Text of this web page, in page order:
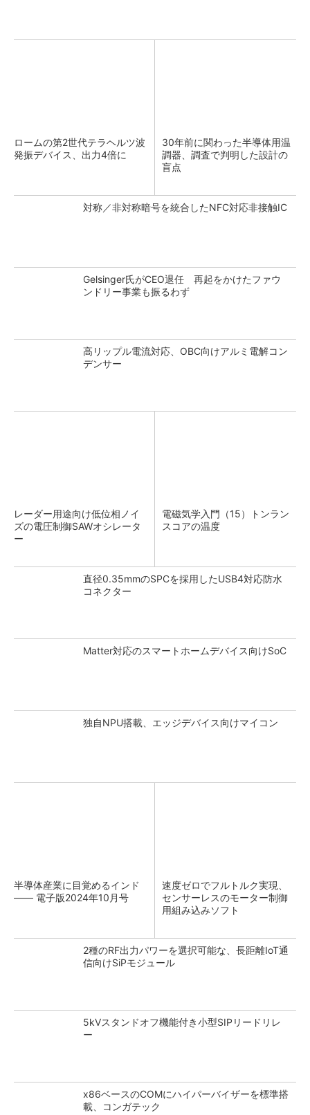
ロームの第2世代テラヘルツ波
発振デバイス、出力4倍に
30年前に関わった半導体用温
調器、調査で判明した設計の
盲点
対称／非対称暗号を統合したNFC対応非接触IC
Gelsinger氏がCEO退任 再起をかけたファウ
ンドリー事業も振るわず
高リップル電流対応、OBC向けアルミ電解コン
デンサー
レーダー用途向け低位相ノイ
ズの電圧制御SAWオシレータ
ー
電磁気学入門（15）トンラン
スコアの温度
直径0.35mmのSPCを採用したUSB4対応防水
コネクター
Matter対応のスマートホームデバイス向けSoC
独自NPU搭載、エッジデバイス向けマイコン
半導体産業に目覚めるインド
―― 電子版2024年10月号
速度ゼロでフルトルク実現、
センサーレスのモーター制御
用組み込みソフト
2種のRF出力パワーを選択可能な、長距離IoT通
信向けSiPモジュール
5kVスタンドオフ機能付き小型SIPリードリレ
ー
x86ベースのCOMにハイパーバイザーを標準搭
載、コンガテック